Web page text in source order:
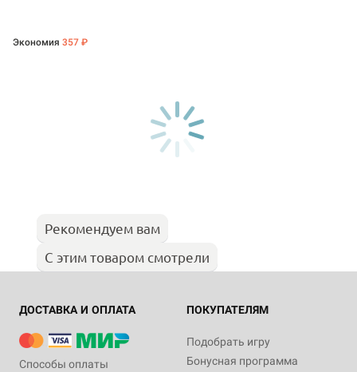
Экономия 357 ₽
Рекомендуем вам
С этим товаром смотрели
ДОСТАВКА И ОПЛАТА
Способы оплаты
ПОКУПАТЕЛЯМ
Подобрать игру
Бонусная программа